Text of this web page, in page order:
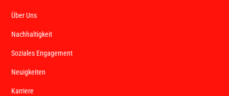
Über Uns
Nachhaltigkeit
Soziales Engagement
Neuigkeiten
Karriere